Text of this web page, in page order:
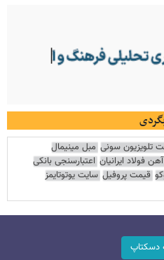
تلویزیون سونی مبل مینیمال
فولاد ایرانیان اعتبارسنجی بانکی
قیمت پروفیل سایت یوتوتایمز
دسکتاپ